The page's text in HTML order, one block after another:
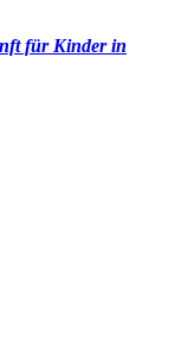
für Kinder in